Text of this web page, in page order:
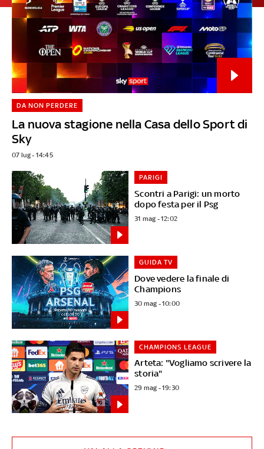
La nuova stagione nella Casa dello Sport di
Sky
DA NON PERDERE
07 lug - 14:45
Scontri a Parigi: un morto
dopo festa per il Psg
PARIGI
31 mag - 12:02
Dove vedere la finale di
Champions
GUIDA TV
30 mag - 10:00
Arteta: "Vogliamo scrivere la
storia"
CHAMPIONS LEAGUE
29 mag - 19:30